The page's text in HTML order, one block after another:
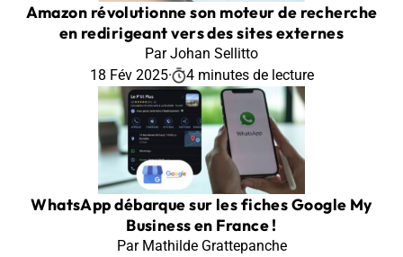
Amazon révolutionne son moteur de recherche
en redirigeant vers des sites externes
Par Johan Sellitto
18 Fév 2025· 4 minutes de lecture
WhatsApp débarque sur les fiches Google My
Business en France !
Par Mathilde Grattepanche